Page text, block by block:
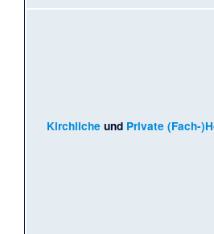
Kirchlicheund Private (Fach-